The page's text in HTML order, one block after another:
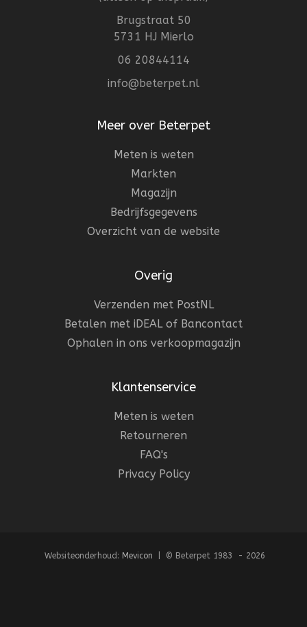
Brugstraat 50
5731 HJ Mierlo
06 20844114
info@beterpet.nl
Meer over Beterpet
Meten is weten
Markten
Magazijn
Bedrijfsgegevens
Overzicht van de website
Overig
Verzenden met PostNL
Betalen met iDEAL of Bancontact
Ophalen in ons verkoopmagazijn
Klantenservice
Meten is weten
Retourneren
FAQ's
Privacy Policy
Websiteonderhoud: Mevicon | © Beterpet 1983 - 2026